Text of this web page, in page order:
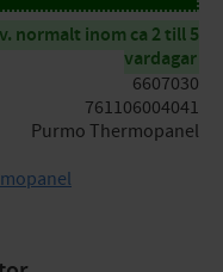
normalt inom ca 2 till 5
vardagar
6607030
761106004041
Purmo Thermopanel